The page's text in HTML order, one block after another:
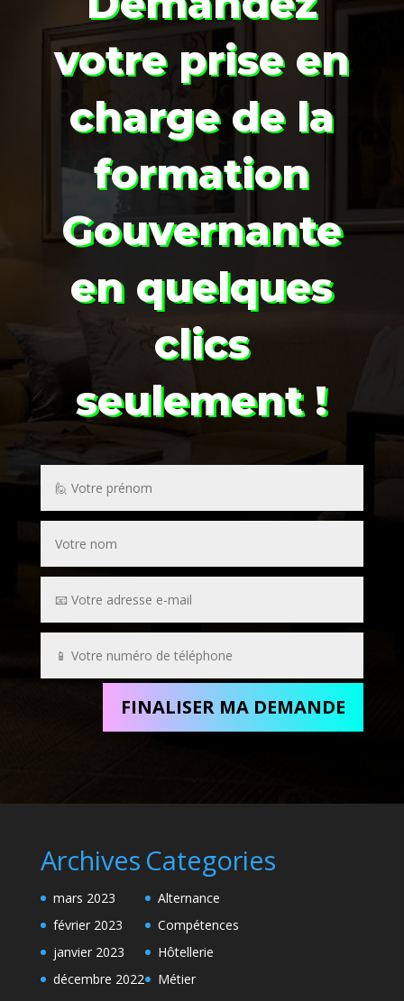
votre prise en
charge de la
formation
Gouvernante
en quelques
clics
seulement !
FINALISER MA DEMANDE
Archives
mars 2023
février 2023
janvier 2023
décembre 2022
Categories
Alternance
Compétences
Hôtellerie
Métier